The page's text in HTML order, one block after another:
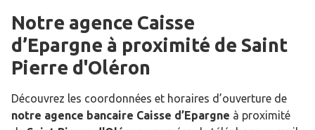
Notre agence Caisse
d’Epargne à proximité de Saint
Pierre d'Oléron
Découvrez les coordonnées et horaires d’ouverture de
notre agence bancaire Caisse d’Epargne à proximité